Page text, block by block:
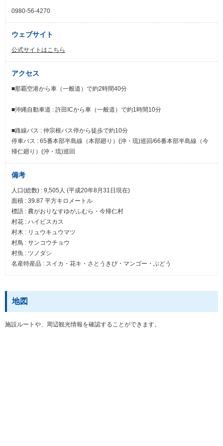
0980-56-4270
ウェブサイト
公式サイトはこちら
アクセス
■那覇空港から車（一般道）で約2時間40分
■沖縄自動車道 : 許田ICから車（一般道）で約1時間10分
■路線バス : 仲宗根バス停から徒歩で約10分
停車バス : 65番本部半島線（本部廻り）(沖・琉)巡回/66番本部半島線（今
帰仁廻り）(沖・琉)巡回
備考
人口(総数) : 9,505人 (平成20年8月31日現在)
面積 : 39.87 平方キロメートル
標語 : 農がおりなすゆがふむら・今帰仁村
村花 : ハイビスカス
村木 : リュウキュウマツ
村鳥 : サンコウチョウ
村魚 : ツノダシ
名産特産品 : スイカ・花キ・さとうきび・マンゴー・ぶどう
地図
施設ルートや、周辺観光情報を確認することができます。